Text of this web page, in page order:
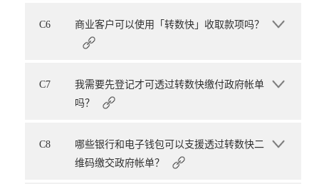
C6 商业客户可以使用「转数快」收取款项吗？
C7
我需要先登记才可透过转数快缴付政府帐单
吗？
C8
哪些银行和电子钱包可以支援透过转数快二
维码缴交政府帐单？